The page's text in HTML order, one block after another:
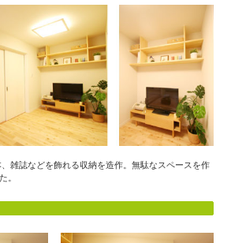
雑誌などを飾れる収納を造作。無駄なスペースを作
。